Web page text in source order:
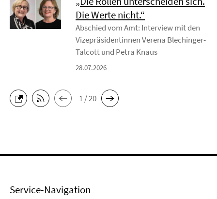
Die Werte nicht.“
Abschied vom Amt: Interview mit den
Vizepräsidentinnen Verena Blechinger-
Talcott und Petra Knaus
28.07.2026
1 / 20
Service-Navigation